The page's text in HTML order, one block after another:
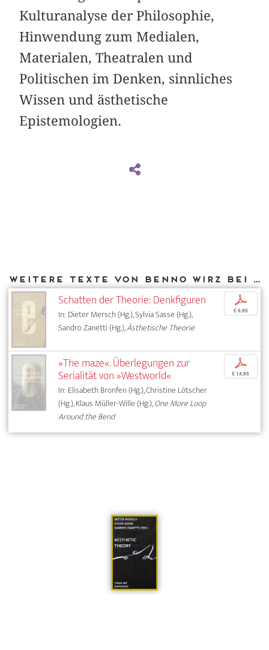
Kulturanalyse der Philosophie,
Hinwendung zum Medialen,
Materialen, Theatralen und
Politischen im Denken, sinnliches
Wissen und ästhetische
Epistemologien.
Weitere Texte von Benno Wirz bei DIAPHANES
Schatten der Theorie: Denkfiguren
In: Dieter Mersch (Hg.), Sylvia Sasse (Hg.),
Sandro Zanetti (Hg.),Ästhetische Theorie
p
€ 9,95
»The maze«. Überlegungen zur
Serialität von »Westworld«
In: Elisabeth Bronfen (Hg.), Christine Lötscher
(Hg.), Klaus Müller-Wille (Hg.),One More Loop
Around the Bend
p
€ 14,95